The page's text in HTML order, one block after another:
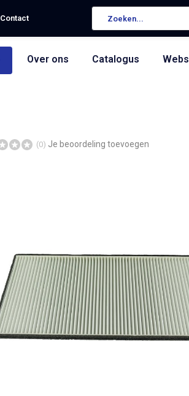
Contact
Over ons Catalogus
(0) Je beoordeling toevoegen